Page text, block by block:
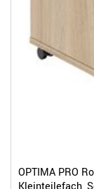
OPTIMA PRO